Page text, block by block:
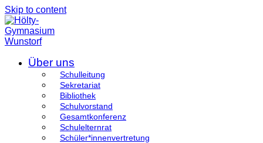
Skip to content
Über uns
Schulleitung
Sekretariat
Bibliothek
Schulvorstand
Gesamtkonferenz
Schulelternrat
Schüler*innenvertretung